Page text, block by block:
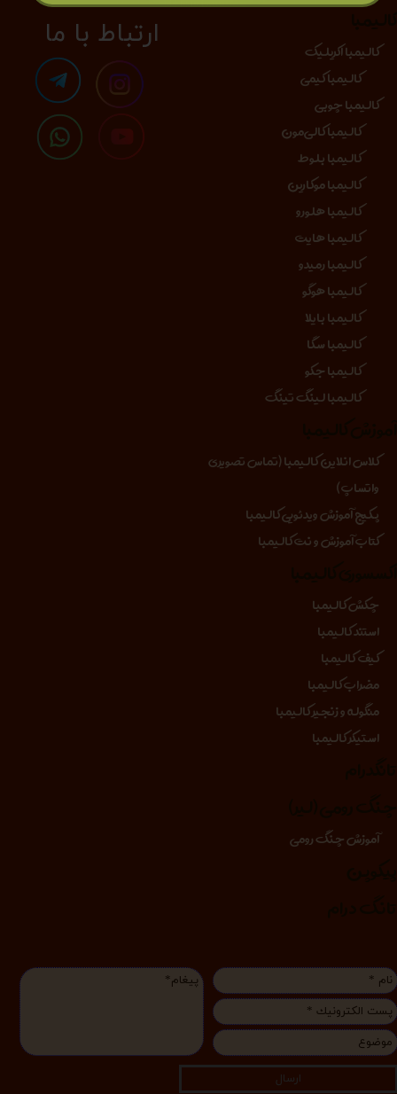
​​​ارتباط با ما
ارسال
کالیمبا
کالیمبا اکریلیک
کالیمبا کیمی
کالیمبا چوبی
کالیمبا کالی‌مون
کالیمبا بلوط
کالیمبا موکارین
کالیمبا هلورو
کالیمبا هایت
کالیمبا رمیدو
کالیمبا هوگو
کالیمبا بایلا
کالیمبا سگا
کالیمبا جکو
کالیمبا لینگ تینگ
کلاس انلاین کالیمبا (تماس تصویری
واتساپ)
پکیج آموزش ویدئویی کالیمبا
کتاب آموزش و نت کالیمبا
چکش کالیمبا
استند کالیمبا
کیف کالیمبا
مضراب کالیمبا
منگوله و زنجیر کالیمبا
استیکر کالیمبا
آموزش چنگ رومی